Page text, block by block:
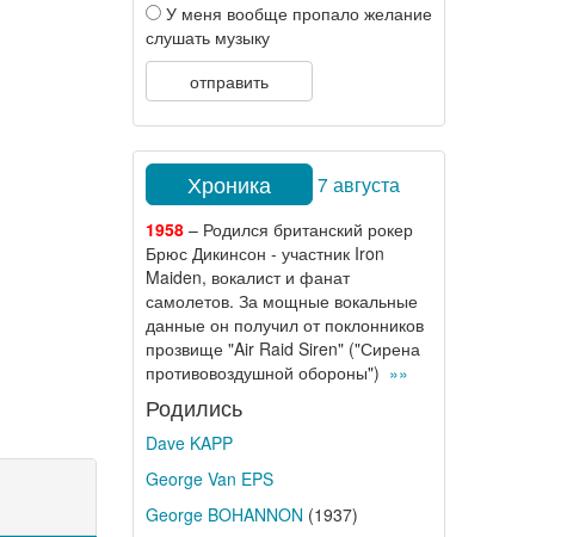
У меня вообще пропало желание
слушать музыку
отправить
Хроника 7 августа
1958– Родился британский рокер
Брюс Дикинсон - участник Iron
Maiden, вокалист и фанат
самолетов. За мощные вокальные
данные он получил от поклонников
прозвище "Air Raid Siren" ("Сирена
противовоздушной обороны") »»
Родились
Dave KAPP
George Van EPS
George BOHANNON (1937)